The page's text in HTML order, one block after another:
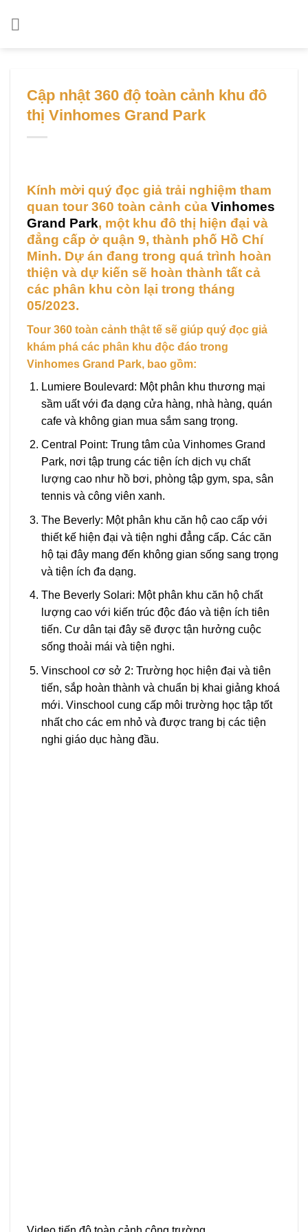
Cập nhật 360 độ toàn cảnh khu đô
thị Vinhomes Grand Park
Kính mời quý đọc giả trải nghiệm tham
quan tour 360 toàn cảnh của Vinhomes
Grand Park, một khu đô thị hiện đại và
đẳng cấp ở quận 9, thành phố Hồ Chí
Minh. Dự án đang trong quá trình hoàn
thiện và dự kiến sẽ hoàn thành tất cả
các phân khu còn lại trong tháng
05/2023.
Tour 360 toàn cảnh thật tế sẽ giúp quý đọc giả
khám phá các phân khu độc đáo trong
Vinhomes Grand Park, bao gồm:
Lumiere Boulevard: Một phân khu thương mại
sầm uất với đa dạng cửa hàng, nhà hàng, quán
cafe và không gian mua sắm sang trọng.
Central Point: Trung tâm của Vinhomes Grand
Park, nơi tập trung các tiện ích dịch vụ chất
lượng cao như hồ bơi, phòng tập gym, spa, sân
tennis và công viên xanh.
The Beverly: Một phân khu căn hộ cao cấp với
thiết kế hiện đại và tiện nghi đẳng cấp. Các căn
hộ tại đây mang đến không gian sống sang trọng
và tiện ích đa dạng.
The Beverly Solari: Một phân khu căn hộ chất
lượng cao với kiến trúc độc đáo và tiện ích tiên
tiến. Cư dân tại đây sẽ được tận hưởng cuộc
sống thoải mái và tiện nghi.
Vinschool cơ sở 2: Trường học hiện đại và tiên
tiến, sắp hoàn thành và chuẩn bị khai giảng khoá
mới. Vinschool cung cấp môi trường học tập tốt
nhất cho các em nhỏ và được trang bị các tiện
nghi giáo dục hàng đầu.